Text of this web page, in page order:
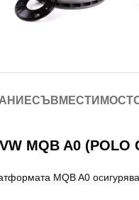
СЪВМЕСТИМОСТ
MQB A0 (POLO
MQB A0